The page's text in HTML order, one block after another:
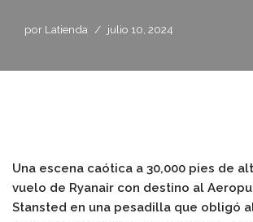
por Latienda julio 10, 2024
Una escena caótica a 30,000 pies de
vuelo de Ryanair con destino al
Stansted en una pesadilla que obligó